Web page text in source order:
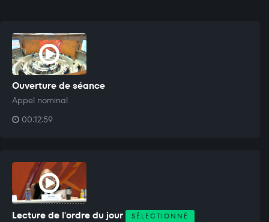
Ouverture de séance
Appel nominal
00:12:59
Lecture de l'ordre du jour SÉLECTIONNÉ